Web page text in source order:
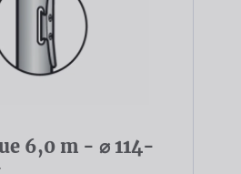
6,0 m - ⌀ 114-